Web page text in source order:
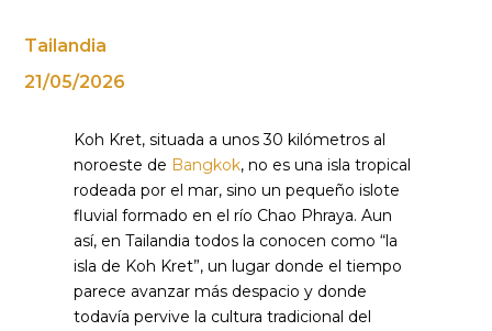
Tailandia
21/05/2026
Koh Kret, situada a unos 30 kilómetros al
noroeste de Bangkok, no es una isla tropical
rodeada por el mar, sino un pequeño islote
fluvial formado en el río Chao Phraya. Aun
así, en Tailandia todos la conocen como “la
isla de Koh Kret”, un lugar donde el tiempo
parece avanzar más despacio y donde
todavía pervive la cultura tradicional del